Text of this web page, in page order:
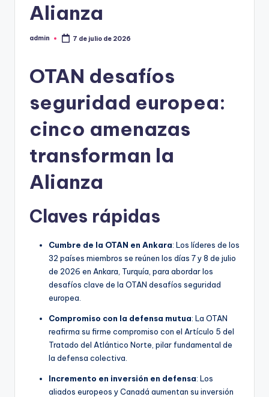
Alianza
Publicado
admin 7 de julio de 2026
OTAN desafíos
seguridad europea:
cinco amenazas
transforman la
Alianza
Claves rápidas
Cumbre de la OTAN en Ankara: Los líderes de los
32 países miembros se reúnen los días 7 y 8 de julio
de 2026 en Ankara, Turquía, para abordar los
desafíos clave de la OTAN desafíos seguridad
europea.
Compromiso con la defensa mutua: La OTAN
reafirma su firme compromiso con el Artículo 5 del
Tratado del Atlántico Norte, pilar fundamental de
la defensa colectiva.
Incremento en inversión en defensa: Los
aliados europeos y Canadá aumentan su inversión